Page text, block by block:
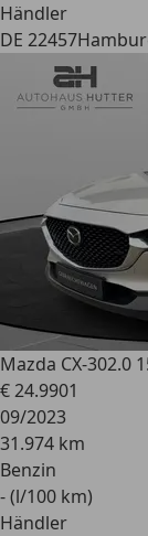
Händler
DE 22457
Mazda CX-302.0
€ 24.9901
09/2023
31.974 km
Benzin
- (l/100 km)
Händler